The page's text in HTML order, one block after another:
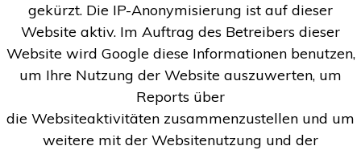
gekürzt. Die IP-Anonymisierung ist auf dieser
Website aktiv. Im Auftrag des Betreibers dieser
Website wird Google diese Informationen benutzen,
um Ihre Nutzung der Website auszuwerten, um
Reports über
die Websiteaktivitäten zusammenzustellen und um
weitere mit der Websitenutzung und der